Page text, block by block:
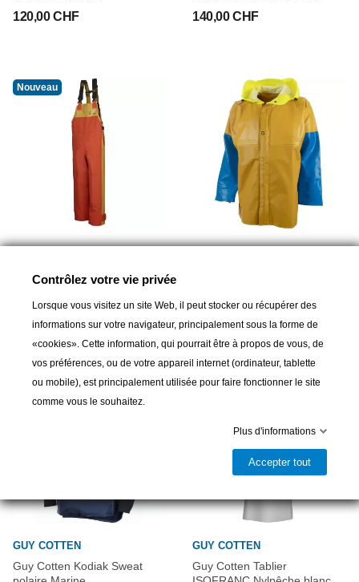
120,00 CHF 140,00 CHF
Nouveau
Guy Cotten Cotte X-Trapper
Salopette ciré Orange/Jaune
140,00 CHF 139,00 CHF
GUY COTTEN
Guy Cotten Kodiak Sweat
GUY COTTEN
Guy Cotten Tablier
Contrôlez votre vie privée
Lorsque vous visitez un site Web, il peut stocker ou récupérer des
informations sur votre navigateur, principalement sous la forme de
«cookies». Cette information, qui pourrait être à propos de vous, de
vos préférences, ou de votre appareil internet (ordinateur, tablette
ou mobile), est principalement utilisée pour faire fonctionner le site
comme vous le souhaitez.
Plus d'informations
Accepter tout